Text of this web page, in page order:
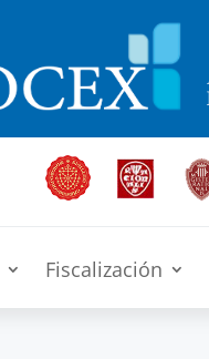
Fiscalización